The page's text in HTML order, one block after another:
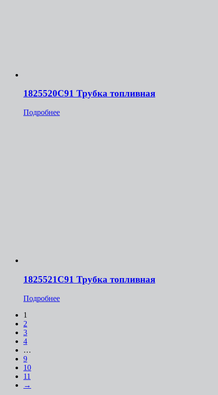
1825520С91 Трубка топливная
Подробнее
1825521С91 Трубка топливная
Подробнее
1
2
3
4
…
9
10
11
→